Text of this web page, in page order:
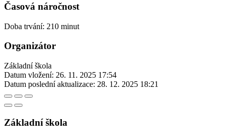
Časová náročnost
Doba trvání: 210 minut
Organizátor
Základní škola
Datum vložení: 26. 11. 2025 17:54
Datum poslední aktualizace: 28. 12. 2025 18:21
Základní škola